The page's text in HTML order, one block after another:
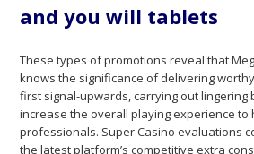
and you will tablets
These types of promotions reveal that
knows the significance of delivering
first signal-upwards, carrying out lingering
increase the overall playing experience to
professionals. Super Casino evaluations
the latest platform’s competitive extra